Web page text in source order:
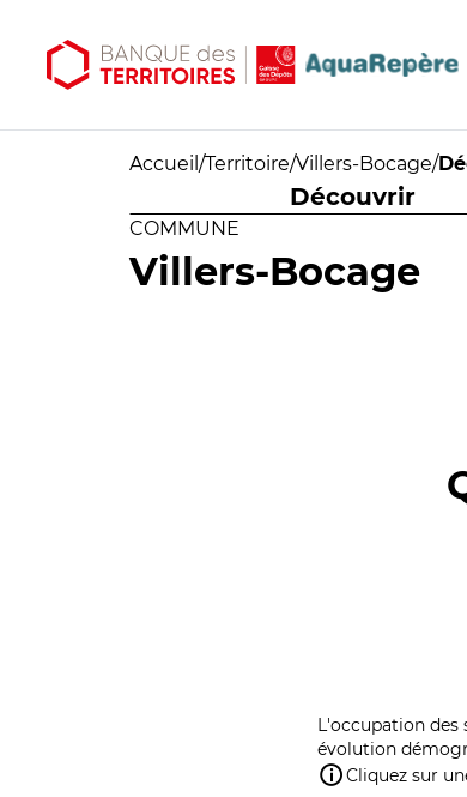
Accueil /Territoire/Villers-Bocage/
Découvrir
COMMUNE
Villers-Bocage
L'occupation des
évolution
Cliquez sur